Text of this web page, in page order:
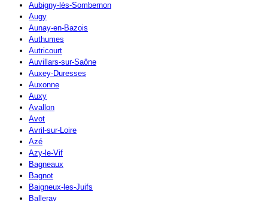
Aubigny-lès-Sombernon
Augy
Aunay-en-Bazois
Authumes
Autricourt
Auvillars-sur-Saône
Auxey-Duresses
Auxonne
Auxy
Avallon
Avot
Avril-sur-Loire
Azé
Azy-le-Vif
Bagneaux
Bagnot
Baigneux-les-Juifs
Balleray